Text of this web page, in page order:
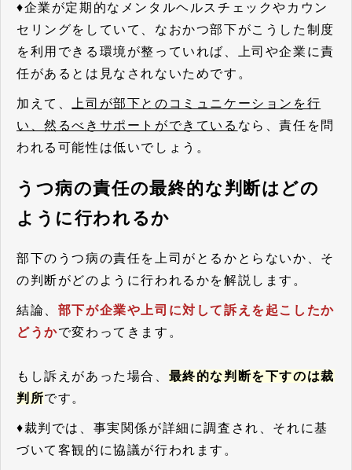
♦企業が定期的なメンタルヘルスチェックやカウン
セリングをしていて、なおかつ部下がこうした制度
を利用できる環境が整っていれば、上司や企業に責
任があるとは見なされないためです。
加えて、
上司が部下とのコミュニケーションを行
い、然るべきサポートができている なら、責任を問
われる可能性は低いでしょう。
うつ病の責任の最終的な判断はどの
ように行われるか
部下のうつ病の責任を上司がとるかとらないか、そ
の判断がどのように行われるかを解説します。
結論、 部下が企業や上司に対して訴えを起こしたか
どうかで変わってきます。
もし訴えがあった場合、 最終的な判断を下すのは裁
判所です。
♦裁判では、事実関係が詳細に調査され、それに基
づいて客観的に協議が行われます。